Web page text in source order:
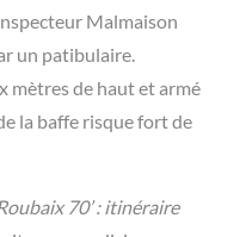
Malmaison
un patibulaire.
mètres de haut et armé
la baffe risque fort de
70’ : itinéraire